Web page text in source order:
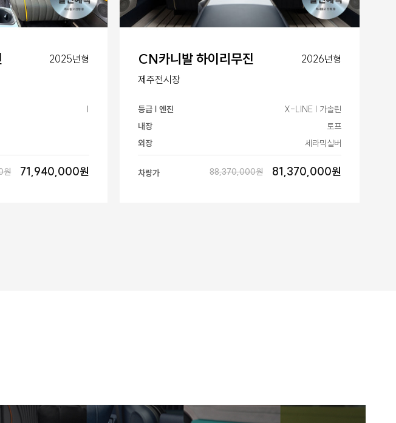
2025년형
|
원 71,940,000원
CN카니발 하이리무진
2026년형
제주전시장
등급 | 엔진
X-LINE | 가솔린
내장
토프
외장
세라믹실버
차량가 88,370,000원 81,370,000원